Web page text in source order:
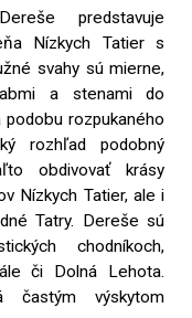
predstavuje
Nízkych Tatier s
svahy sú mierne,
a stenami do
rozpukaného
rozhľad podobný
obdivovať krásy
Nízkych Tatier, ale i
Tatry. Dereše sú
chodníkoch,
či Dolná Lehota.
častým výskytom